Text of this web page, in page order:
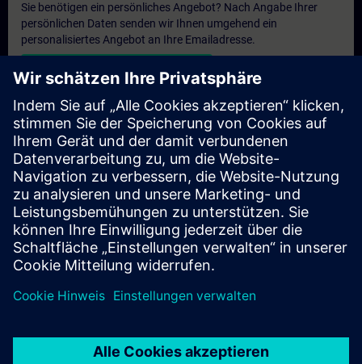
Sie benötigen ein persönliches Angebot? Nach Angabe Ihrer
persönlichen Daten senden wir Ihnen umgehend ein
personalisiertes Angebot an Ihre Emailadresse.
Persönliches Angebot zusenden
Anfrage Exklusivtraining
Haben Sie Bedarf an einem höheren Schulungsangebot und
brauchen ein exklusives Training – entweder vor Ort bei Ihnen,
virtuell oder in einem SITRAIN Trainingscenter? Nachdem Sie
uns Ihre persönlichen Daten und Ihren Trainingsbedarf
übermittelt haben, bekommen Sie von uns ein Angebot für eine
exklusive Schulung.
Exklusives Angebot anfragen